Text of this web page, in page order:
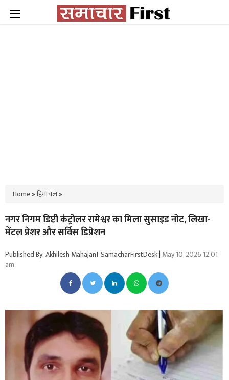
Home»हिमाचल»
नगर निगम डिप्टी कंट्रोलर रामेश्वर का मिला सुसाइड नोट, लिखा-
मेंटल प्रेशर और सर्विस डिप्रेशन
Published By: Akhilesh Mahajan। SamacharFirstDesk| May 10, 2026 12:01
am